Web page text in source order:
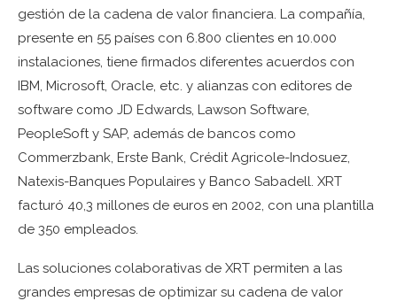
gestión de la cadena de valor financiera. La compañía,
presente en 55 países con 6.800 clientes en 10.000
instalaciones, tiene firmados diferentes acuerdos con
IBM, Microsoft, Oracle, etc. y alianzas con editores de
software como JD Edwards, Lawson Software,
PeopleSoft y SAP, además de bancos como
Commerzbank, Erste Bank, Crédit Agricole-Indosuez,
Natexis-Banques Populaires y Banco Sabadell. XRT
facturó 40,3 millones de euros en 2002, con una plantilla
de 350 empleados.
Las soluciones colaborativas de XRT permiten a las
grandes empresas de optimizar su cadena de valor